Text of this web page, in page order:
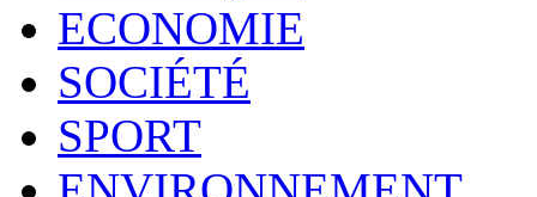
ECONOMIE
SOCIÉTÉ
SPORT